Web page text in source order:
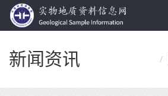
新闻资讯